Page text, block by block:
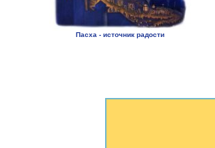
Пасха - источник радости